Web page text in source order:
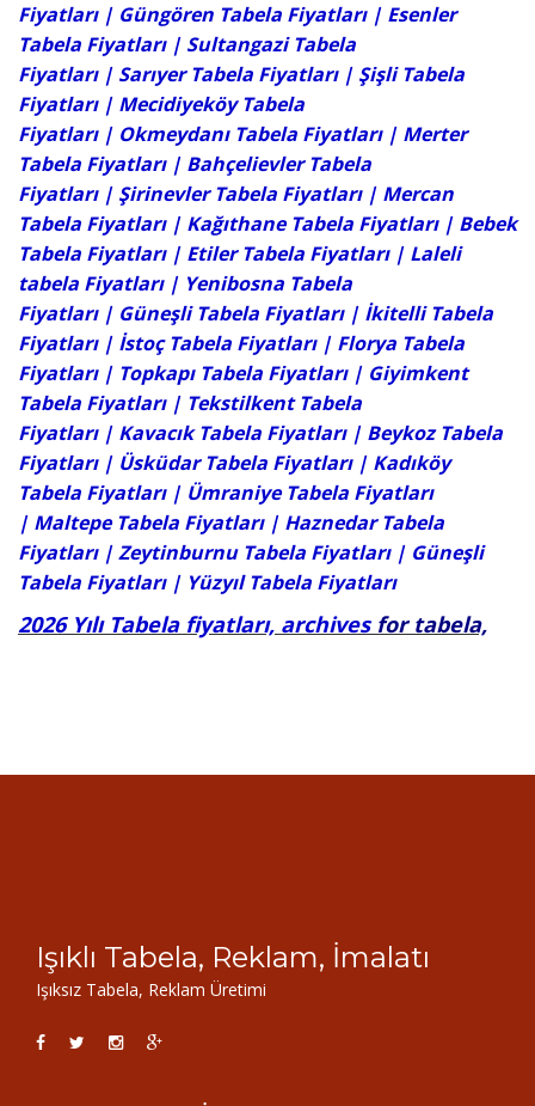
Fiyatları| Güngören Tabela Fiyatları| Esenler
Tabela Fiyatları| Sultangazi Tabela
Fiyatları| Sarıyer Tabela Fiyatları| Şişli Tabela
Fiyatları| Mecidiyeköy Tabela
Fiyatları| Okmeydanı Tabela Fiyatları | Merter
Tabela Fiyatları| Bahçelievler Tabela
Fiyatları| Şirinevler Tabela Fiyatları| Mercan
Tabela Fiyatları | Kağıthane Tabela Fiyatları | Bebek
Tabela Fiyatları| Etiler Tabela Fiyatları | Laleli
tabela Fiyatları | Yenibosna Tabela
Fiyatları| Güneşli Tabela Fiyatları| İkitelli Tabela
Fiyatları| İstoç Tabela Fiyatları| Florya Tabela
Fiyatları| Topkapı Tabela Fiyatları | Giyimkent
Tabela Fiyatları| Tekstilkent Tabela
Fiyatları| Kavacık Tabela Fiyatları | Beykoz Tabela
Fiyatları | Üsküdar Tabela Fiyatları | Kadıköy
Tabela Fiyatları | Ümraniye Tabela Fiyatları
| Maltepe Tabela Fiyatları | Haznedar Tabela
Fiyatları |Zeytinburnu Tabela Fiyatları| Güneşli
Tabela Fiyatları| Yüzyıl Tabela Fiyatları
2026 Yılı Tabela fiyatları, archivesfor tabela,
Işıklı Tabela, Reklam, İmalatı
Işıksız Tabela, Reklam Üretimi